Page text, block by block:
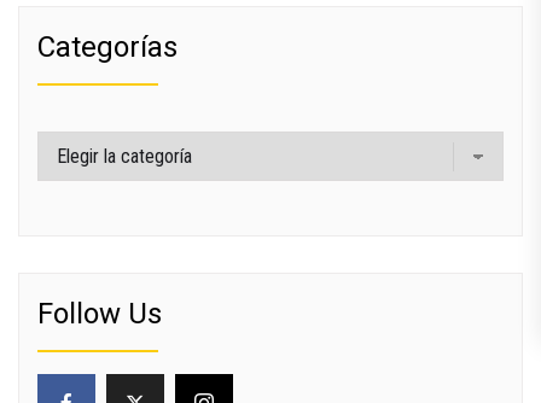
Categorías
Categorías
Follow Us